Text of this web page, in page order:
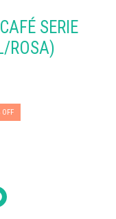
SERIE
ROSA)